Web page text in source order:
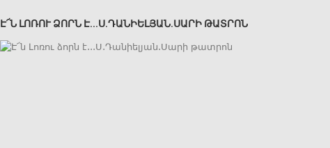
Է՜Ն ԼՈՌՈՒ ՁՈՐՆ Է․․․Ս․ԴԱՆԻԵԼՅԱՆ․ՍԱՐԻ ԹԱՏՐՈՆ